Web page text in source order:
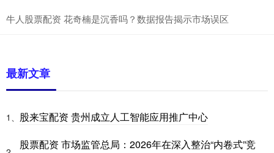
牛人股票配资 花奇楠是沉香吗？数据报告揭示市场误区
最新文章
1、 股来宝配资 贵州成立人工智能应用推广中心
股票配资 市场监管总局：2026年在深入整治“内卷式”竞